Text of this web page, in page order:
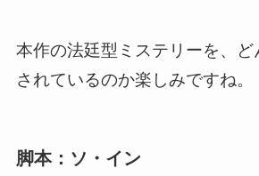
本作の法廷型ミステリーを、ど
されているのか楽しみですね。
脚本：ソ・イン